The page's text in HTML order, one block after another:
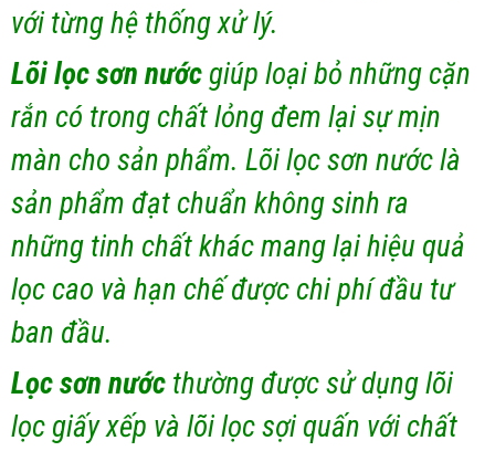
với từng hệ thống xử lý.
Lõi lọc sơn nước giúp loại bỏ những cặn
rắn có trong chất lỏng đem lại sự mịn
màn cho sản phẩm. Lõi lọc sơn nước là
sản phẩm đạt chuẩn không sinh ra
những tinh chất khác mang lại hiệu quả
lọc cao và hạn chế được chi phí đầu tư
ban đầu.
Lọc sơn nước thường được sử dụng lõi
lọc giấy xếp và lõi lọc sợi quấn với chất